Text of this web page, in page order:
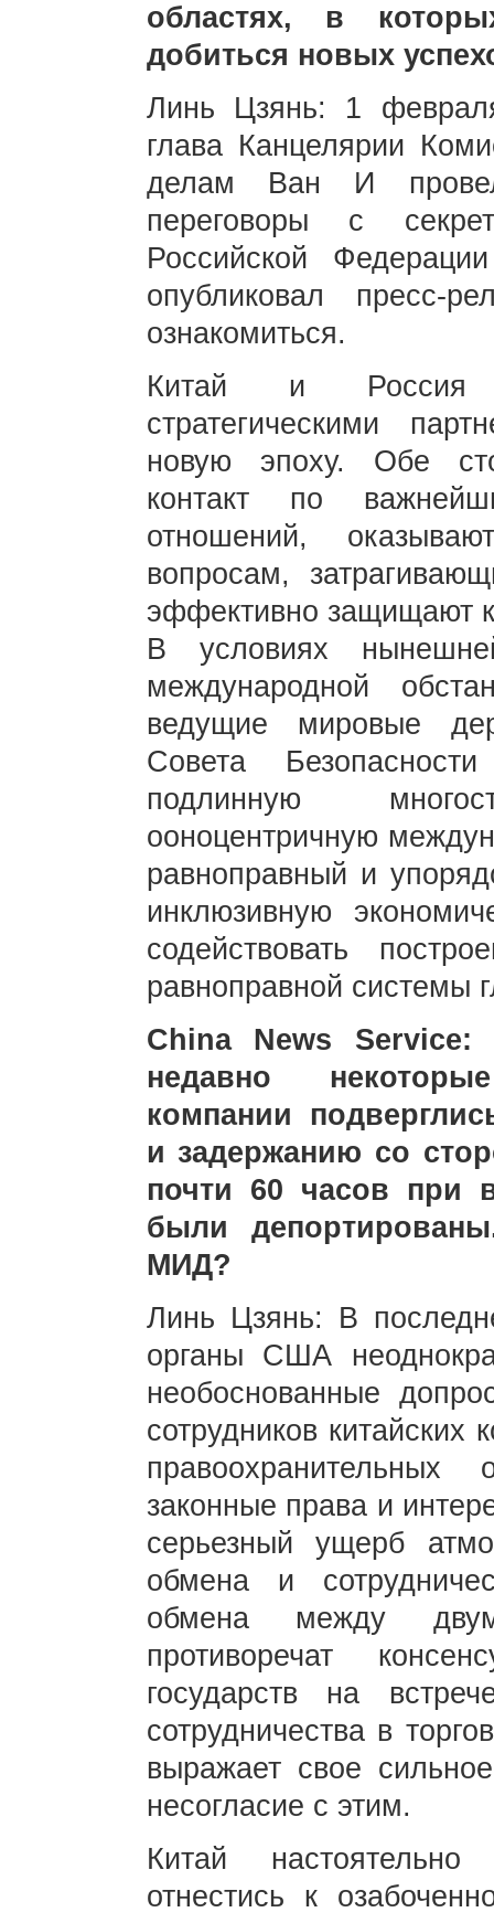
областях, в
добиться новых
Линь Цзянь: 1
глава Канцелярии
делам Ван И провел
переговоры с
Российской
опубликовал пресс-
ознакомиться.
Китай и Россия
стратегическими
новую эпоху. Обе
контакт по
отношений,
вопросам,
эффективно защищают
В условиях
международной
ведущие мировые
Совета
подлинную
ооноцентричную
равноправный и
инклюзивную
содействовать
равноправной системы
China News
недавно
компании
и задержанию со
почти 60 часов при
были
МИД?
Линь Цзянь: В
органы США
необоснованные
сотрудников
законные права и
серьезный ущерб
обмена и
обмена между
противоречат
государств на
сотрудничества в
выражает свое
несогласие с этим.
Китай
отнестись к